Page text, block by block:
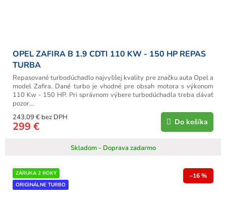
OPEL ZAFIRA B 1.9 CDTI 110 KW - 150 HP REPAS
TURBA
Skladom - Doprava zadarmo
243,09 € bez DPH
299 € Do košíka
Repasované turbodúchadlo najvyššej kvality pre značku auta Opel a
model Zafira. Dané turbo je vhodné pre obsah motora s výkonom
110 Kw - 150 HP. Pri správnom výbere turbodúchadla treba dávať
pozor...
ZÁRUKA 2 ROKY
ORIGINÁLNE TURBO
–16 %